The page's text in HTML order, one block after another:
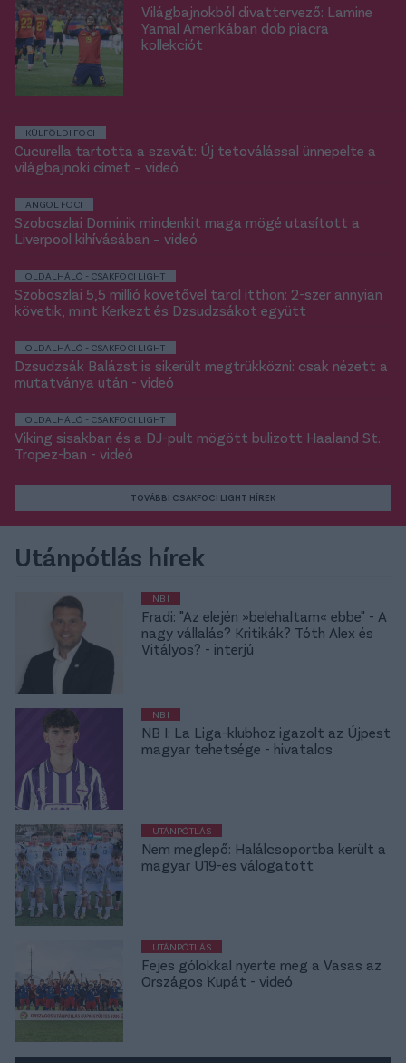
Világbajnokból divattervező: Lamine
Yamal Amerikában dob piacra
kollekciót
KÜLFÖLDI FOCI
Cucurella tartotta a szavát: Új tetoválással ünnepelte a
világbajnoki címet – videó
ANGOL FOCI
Szoboszlai Dominik mindenkit maga mögé utasított a
Liverpool kihívásában – videó
OLDALHÁLÓ - CSAKFOCI LIGHT
Szoboszlai 5,5 millió követővel tarol itthon: 2-szer annyian
követik, mint Kerkezt és Dzsudzsákot együtt
OLDALHÁLÓ - CSAKFOCI LIGHT
Dzsudzsák Balázst is sikerült megtrükközni: csak nézett a
mutatványa után - videó
OLDALHÁLÓ - CSAKFOCI LIGHT
Viking sisakban és a DJ-pult mögött bulizott Haaland St.
Tropez-ban - videó
TOVÁBBI CSAKFOCI LIGHT HÍREK
Utánpótlás hírek
NB I
Fradi: "Az elején »belehaltam« ebbe" - A
nagy vállalás? Kritikák? Tóth Alex és
Vitályos? - interjú
NB I
NB I: La Liga-klubhoz igazolt az Újpest
magyar tehetsége - hivatalos
UTÁNPÓTLÁS
Nem meglepő: Halálcsoportba került a
magyar U19-es válogatott
UTÁNPÓTLÁS
Fejes gólokkal nyerte meg a Vasas az
Országos Kupát - videó